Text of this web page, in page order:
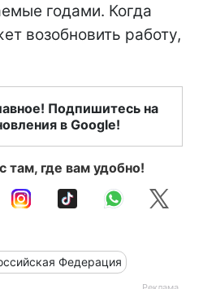
годами. Когда
возобновить работу,
Подпишитесь на
в Google!
там, где вам удобно!
Федерация